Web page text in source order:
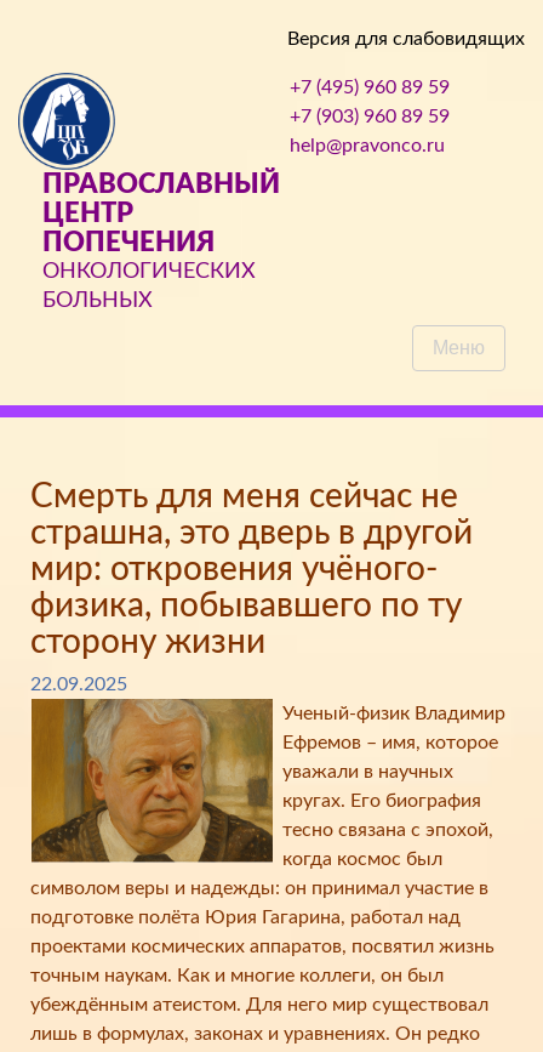
Версия для слабовидящих
ПРАВОСЛАВНЫЙ
ЦЕНТР
ПОПЕЧЕНИЯ
ОНКОЛОГИЧЕСКИХ
БОЛЬНЫХ
+7 (495) 960 89 59
+7 (903) 960 89 59
help@pravonco.ru
Меню
Смерть для меня сейчас не
страшна, это дверь в другой
мир: откровения учёного-
физика, побывавшего по ту
сторону жизни
22.09.2025
Ученый-физик Владимир
Ефремов – имя, которое
уважали в научных
кругах. Его биография
тесно связана с эпохой,
когда космос был
символом веры и надежды: он принимал участие в
подготовке полёта Юрия Гагарина, работал над
проектами космических аппаратов, посвятил жизнь
точным наукам. Как и многие коллеги, он был
убеждённым атеистом. Для него мир существовал
лишь в формулах, законах и уравнениях. Он редко